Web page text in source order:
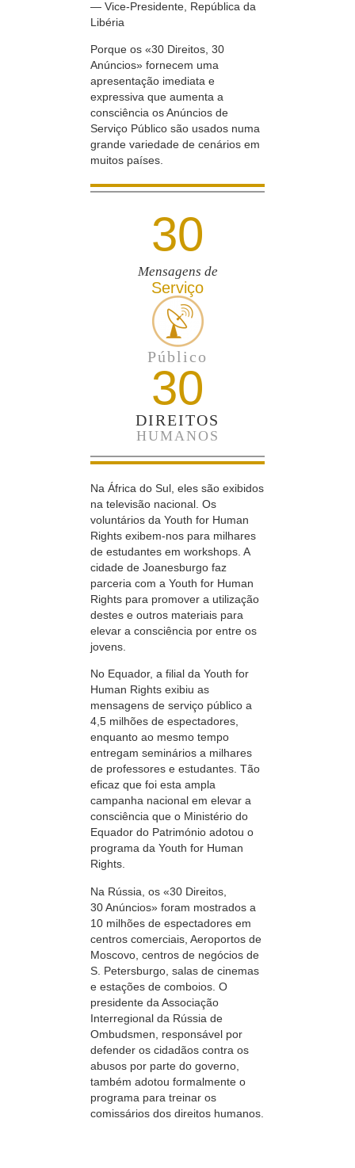
— Vice-Presidente , República da
Libéria
Porque os «30 Direitos, 30
Anúncios» fornecem uma
apresentação imediata e
expressiva que aumenta a
consciência os Anúncios de
Serviço Público são usados numa
grande variedade de cenários em
muitos países.
30
Mensagens de
Serviço
Público
30
DIREITOS
HUMANOS
Na África do Sul, eles são exibidos
na televisão nacional. Os
voluntários da Youth for Human
Rights exibem-nos para milhares
de estudantes em workshops. A
cidade de Joanesburgo faz
parceria com a Youth for Human
Rights para promover a utilização
destes e outros materiais para
elevar a consciência por entre os
jovens.
No Equador, a filial da Youth for
Human Rights exibiu as
mensagens de serviço público a
4,5 milhões de espectadores,
enquanto ao mesmo tempo
entregam seminários a milhares
de professores e estudantes. Tão
eficaz que foi esta ampla
campanha nacional em elevar a
consciência que o Ministério do
Equador do Património adotou o
programa da Youth for Human
Rights.
Na Rússia, os «30 Direitos,
30 Anúncios» foram mostrados a
10 milhões de espectadores em
centros comerciais, Aeroportos de
Moscovo, centros de negócios de
S. Petersburgo, salas de cinemas
e estações de comboios. O
presidente da Associação
Interregional da Rússia de
Ombudsmen, responsável por
defender os cidadãos contra os
abusos por parte do governo,
também adotou formalmente o
programa para treinar os
comissários dos direitos humanos.